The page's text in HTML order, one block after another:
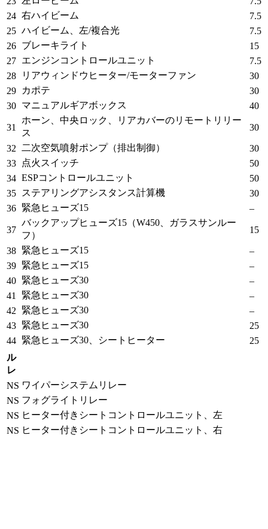
24 右ハイビーム
7.5
25 ハイビーム、左/複合光
7.5
26 ブレーキライト
15
27 エンジンコントロールユニット
7.5
28
リアウィンドウヒーター/モーターファン
30
29
カポテ
30
30 マニュアルギアボックス 40
31
ホーン、中央ロック、リアカバーのリモートリリー
ス
30
32 二次空気噴射ポンプ（排出制御）
30
33
点火スイッチ
50
34 ESPコントロールユニット
50
35
ステアリングアシスタンス計算機
30
36 緊急ヒューズ15 –
37
バックアップヒューズ15（W450、ガラスサンルー
フ）
15
38 緊急ヒューズ15
–
39 緊急ヒューズ15
–
40 緊急ヒューズ30
–
41
緊急ヒューズ30
–
42
緊急ヒューズ30
–
43 緊急ヒューズ30
25
44 緊急ヒューズ30、シートヒーター
25
ル
レ
NS ワイパーシステムリレー
NS フォグライトリレー
NS ヒーター付きシートコントロールユニット、左
NS ヒーター付きシートコントロールユニット、右